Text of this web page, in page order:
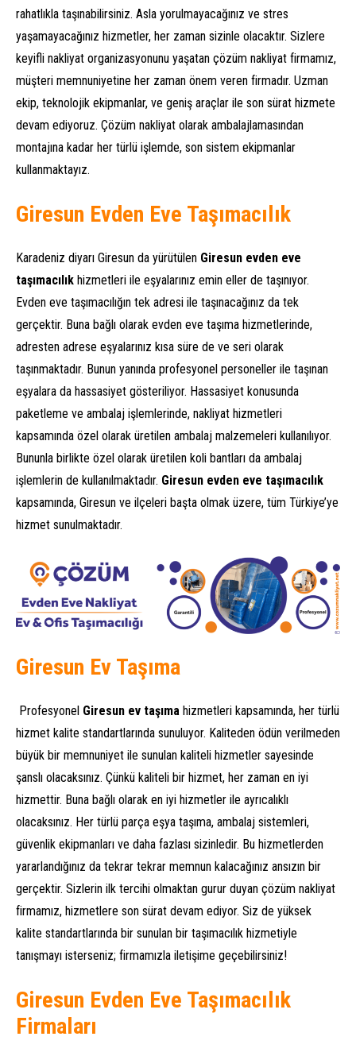
rahatlıkla taşınabilirsiniz. Asla yorulmayacağınız ve stres
yaşamayacağınız hizmetler, her zaman sizinle olacaktır. Sizlere
keyifli nakliyat organizasyonunu yaşatan çözüm nakliyat firmamız,
müşteri memnuniyetine her zaman önem veren firmadır. Uzman
ekip, teknolojik ekipmanlar, ve geniş araçlar ile son sürat hizmete
devam ediyoruz. Çözüm nakliyat olarak ambalajlamasından
montajına kadar her türlü işlemde, son sistem ekipmanlar
kullanmaktayız.
Giresun Evden Eve Taşımacılık
Karadeniz diyarı Giresun da yürütülen Giresun evden eve
taşımacılık hizmetleri ile eşyalarınız emin eller de taşınıyor.
Evden eve taşımacılığın tek adresi ile taşınacağınız da tek
gerçektir. Buna bağlı olarak evden eve taşıma hizmetlerinde,
adresten adrese eşyalarınız kısa süre de ve seri olarak
taşınmaktadır. Bunun yanında profesyonel personeller ile taşınan
eşyalara da hassasiyet gösteriliyor. Hassasiyet konusunda
paketleme ve ambalaj işlemlerinde, nakliyat hizmetleri
kapsamında özel olarak üretilen ambalaj malzemeleri kullanılıyor.
Bununla birlikte özel olarak üretilen koli bantları da ambalaj
işlemlerin de kullanılmaktadır. Giresun evden eve taşımacılık
kapsamında, Giresun ve ilçeleri başta olmak üzere, tüm Türkiye’ye
hizmet sunulmaktadır.
Giresun Ev Taşıma
Profesyonel Giresun ev taşıma hizmetleri kapsamında, her türlü
hizmet kalite standartlarında sunuluyor. Kaliteden ödün verilmeden
büyük bir memnuniyet ile sunulan kaliteli hizmetler sayesinde
şanslı olacaksınız. Çünkü kaliteli bir hizmet, her zaman en iyi
hizmettir. Buna bağlı olarak en iyi hizmetler ile ayrıcalıklı
olacaksınız. Her türlü parça eşya taşıma, ambalaj sistemleri,
güvenlik ekipmanları ve daha fazlası sizinledir. Bu hizmetlerden
yararlandığınız da tekrar tekrar memnun kalacağınız ansızın bir
gerçektir. Sizlerin ilk tercihi olmaktan gurur duyan çözüm nakliyat
firmamız, hizmetlere son sürat devam ediyor. Siz de yüksek
kalite standartlarında bir sunulan bir taşımacılık hizmetiyle
tanışmayı isterseniz; firmamızla iletişime geçebilirsiniz!
Giresun Evden Eve Taşımacılık
Firmaları